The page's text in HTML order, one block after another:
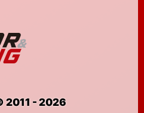
2011 - 2026